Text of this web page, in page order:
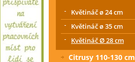
Květináč ø 24 cm
Květináč ø 35 cm
Květináč Ø 28 cm
Citrusy 110-130 cm